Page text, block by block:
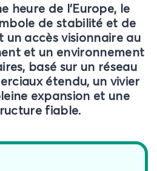
heure de l'Europe, le
de stabilité et de
un accès visionnaire au
et un environnement
basé sur un réseau
étendu, un vivier
expansion et une
fiable.